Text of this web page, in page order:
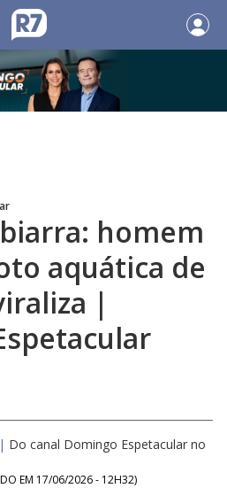
homem
aquática de
|
| Do canal Domingo Espetacular no
EM 17/06/2026 - 12H32)